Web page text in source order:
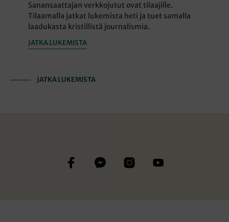
Sanansaattajan verkkojutut ovat tilaajille.
Tilaamalla jatkat lukemista heti ja tuet samalla
laadukasta kristillistä journalismia.
JATKA LUKEMISTA
JATKA LUKEMISTA